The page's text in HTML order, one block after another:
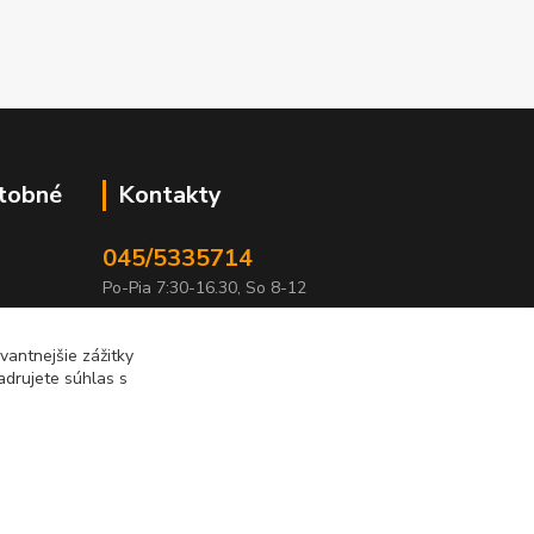
Kontakty
045/5335714
Po-Pia 7:30-16.30, So 8-12
zážitky
súhlas s